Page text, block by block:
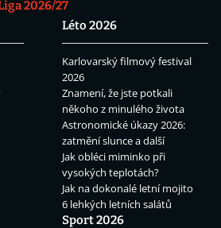
2026/27
Léto 2026
Karlovarský filmový festival
2026
Znamení, že jste potkali
někoho z minulého života
Astronomické úkazy 2026:
zatmění slunce a další
Jak obléci miminko při
vysokých teplotách?
Jak na dokonalé letní mojito
6 lehkých letních salátů
Sport 2026